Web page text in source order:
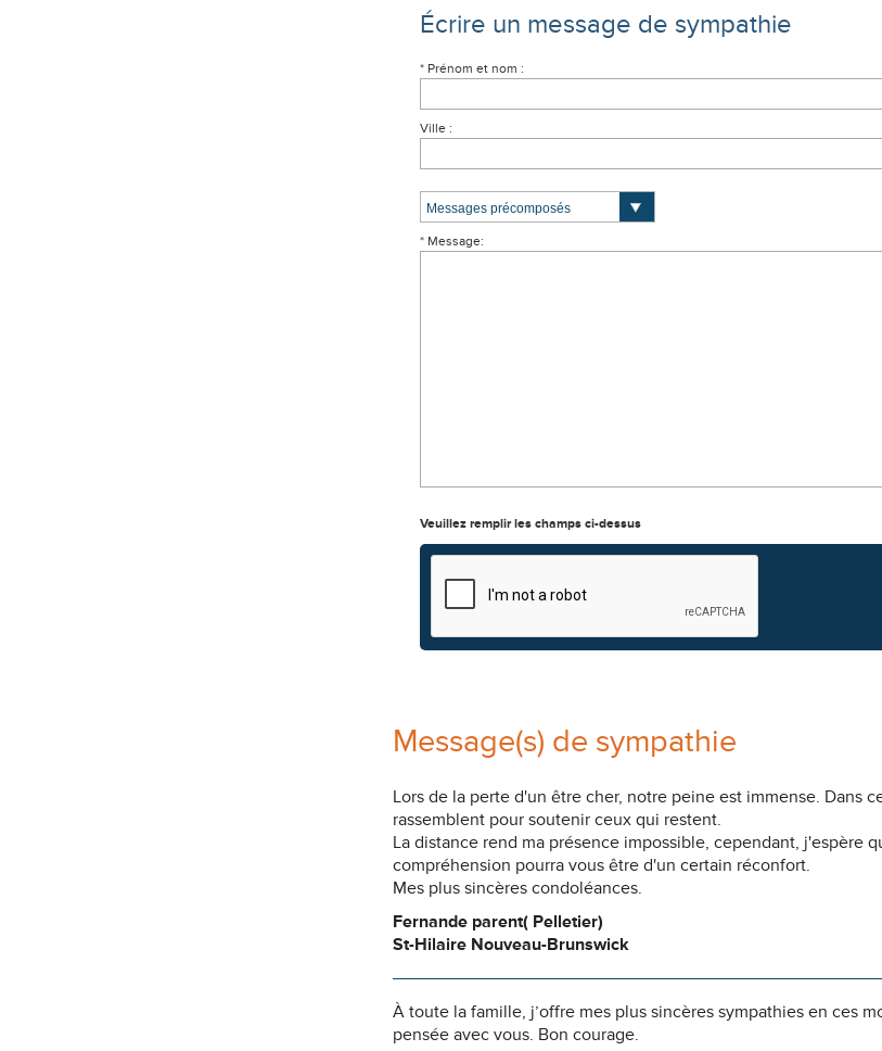
Écrire un message de sympathie
* Prénom et nom :
Ville :
* Message:
Veuillez remplir les champs ci-dessus
Message(s) de sympathie
Lors de la perte d'un être cher, notre peine est immense. Dans
rassemblent pour soutenir ceux qui restent.
La distance rend ma présence impossible, cependant, j'espère
compréhension pourra vous être d'un certain réconfort.
Mes plus sincères condoléances.
Fernande parent( Pelletier)
St-Hilaire Nouveau-Brunswick
À toute la famille, j’offre mes plus sincères sympathies en ces
pensée avec vous. Bon courage.